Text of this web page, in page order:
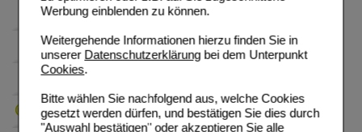
Werbung einblenden zu können.
Weitergehende Informationen hierzu finden Sie in
unserer Datenschutzerklärungbei dem Unterpunkt
Cookies.
Bitte wählen Sie nachfolgend aus, welche Cookies
gesetzt werden dürfen, und bestätigen Sie dies durch
"Auswahl bestätigen" oder akzeptieren Sie alle